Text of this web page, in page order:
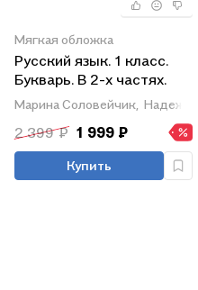
Мягкая обложка
Русский язык. 1 класс.
Букварь. В 2-х частях.
Часть 1. ФГОС 2021
Марина Соловейчик,
2 399 ₽ 1 999 ₽
Купить